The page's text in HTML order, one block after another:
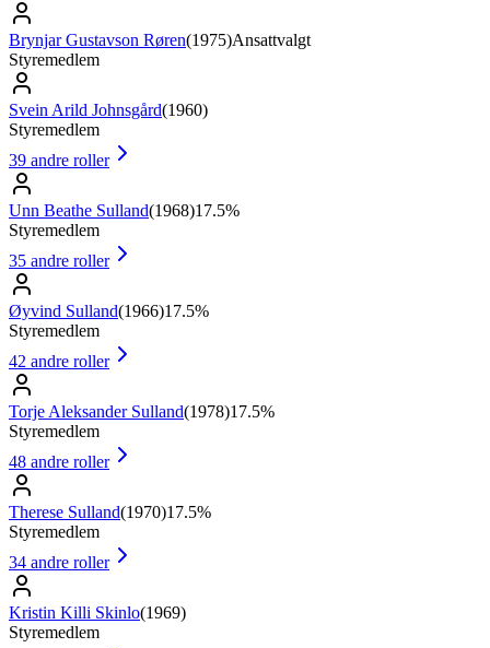
Brynjar Gustavson Røren(1975)Ansattvalgt
Styremedlem
Svein Arild Johnsgård(1960)
Styremedlem
39 andre roller
Unn Beathe Sulland(1968)17.5%
Styremedlem
35 andre roller
Øyvind Sulland(1966)17.5%
Styremedlem
42 andre roller
Torje Aleksander Sulland(1978)17.5%
Styremedlem
48 andre roller
Therese Sulland(1970)17.5%
Styremedlem
34 andre roller
Kristin Killi Skinlo(1969)
Styremedlem